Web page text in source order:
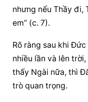
nhưng nếu Thầy đi,
em” (c. 7).
Rõ ràng sau khi
nhiều lần và lên
thấy Ngài nữa, thì
trò quan trọng.